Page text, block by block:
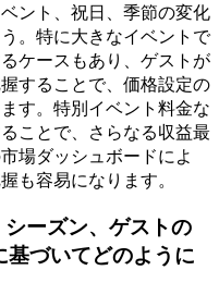
ント、祝日、季節の変化
。特に大きなイベントで
ケースもあり、ゲストが
することで、価格設定の
す。特別イベント料金な
ことで、さらなる収益最
場ダッシュボードによ
も容易になります。
ーズン、ゲストの
づいてどのように